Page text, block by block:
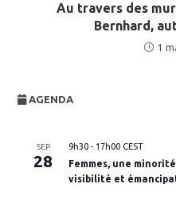
Au travers des
Bernhard,
1
AGENDA
SEP
28
9h30 - 17h00 CEST
Femmes, une
visibilité et